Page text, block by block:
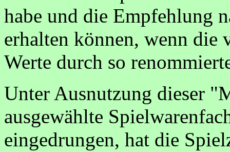
habe und die Empfehlung
erhalten können, wenn die
Werte durch so
Unter Ausnutzung dieser
ausgewählte
eingedrungen, hat die